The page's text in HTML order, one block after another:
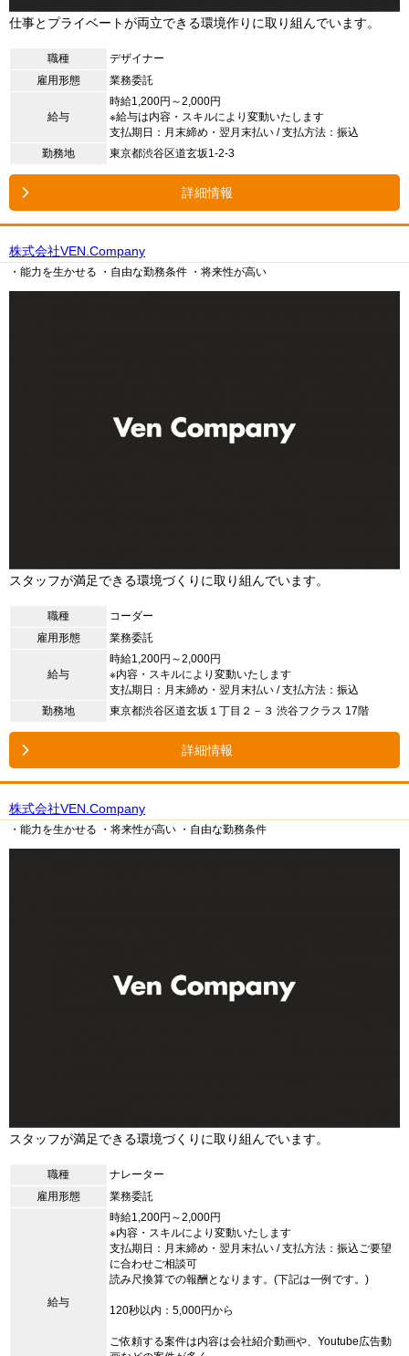
仕事とプライベートが両立できる環境作りに取り組んでいます。
職種
デザイナー
雇用形態
業務委託
給与
時給1,200円～2,000円
※給与は内容・スキルにより変動いたします
支払期日：月末締め・翌月末払い / 支払方法：振込
勤務地
東京都渋谷区道玄坂1-2-3
詳細情報
株式会社VEN.Company
・能力を生かせる ・自由な勤務条件 ・将来性が高い
スタッフが満足できる環境づくりに取り組んでいます。
職種
コーダー
雇用形態
業務委託
給与
時給1,200円～2,000円
※内容・スキルにより変動いたします
支払期日：月末締め・翌月末払い / 支払方法：振込
勤務地
東京都渋谷区道玄坂１丁目２－３ 渋谷フクラス 17階
詳細情報
株式会社VEN.Company
・能力を生かせる ・将来性が高い ・自由な勤務条件
スタッフが満足できる環境づくりに取り組んでいます。
職種
ナレーター
雇用形態
業務委託
給与
時給1,200円～2,000円
※内容・スキルにより変動いたします
支払期日：月末締め・翌月末払い / 支払方法：振込ご要望
に合わせご相談可
読み尺換算での報酬となります。(下記は一例です。)
120秒以内：5,000円から
ご依頼する案件は内容は会社紹介動画や、Youtube広告動